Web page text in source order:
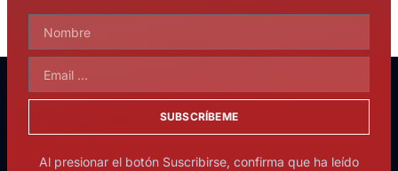
SUBSCRÍBEME
Al presionar el botón Suscribirse, confirma que ha leído